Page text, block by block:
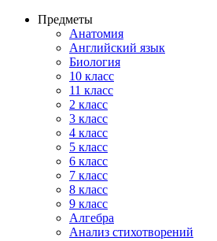
Предметы
Анатомия
Английский язык
Биология
10 класс
11 класс
2 класс
3 класс
4 класс
5 класс
6 класс
7 класс
8 класс
9 класс
Алгебра
Анализ стихотворений